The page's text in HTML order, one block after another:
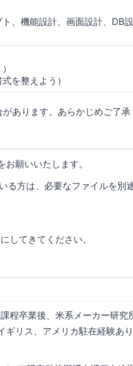
、機能設計、画面設計、DB
を整えよう）
あります。あらかじめご了
願いいたします。
る方は、必要なファイルを別
してきてください。
程卒業後、米系メーカー研究
ギリス、アメリカ駐在経験あ